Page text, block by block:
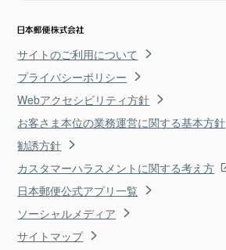
サイトのご利用について
プライバシーポリシー
Webアクセシビリティ方針
お客さま本位の業務運営に関する基本方針
勧誘方針
カスタマーハラスメントに関する考え方
日本郵便公式アプリ一覧
ソーシャルメディア
サイトマップ